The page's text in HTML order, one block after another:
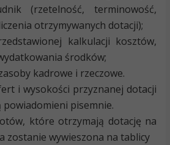
(rzetelność, terminowość,
otrzymywanych dotacji);
kalkulacji kosztów,
środków;
kadrowe i rzeczowe.
i wysokości przyznanej dotacji
pisemnie.
które otrzymają dotację na
zostanie wywieszona na tablicy